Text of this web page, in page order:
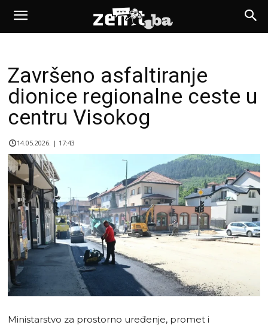
Završeno asfaltiranje
dionice regionalne ceste u
centru Visokog
14.05.2026. | 17:43
Ministarstvo za prostorno uređenje, promet i